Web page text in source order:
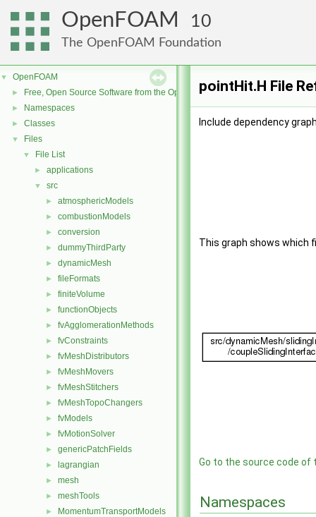
OpenFOAM 10
The OpenFOAM Foundation
▼ OpenFOAM
► Free, Open Source Software from the OpenFOAM Foundation
► Namespaces
► Classes
▼ Files
▼ File List
► applications
▼ src
► atmosphericModels
► combustionModels
► conversion
► dummyThirdParty
► dynamicMesh
► fileFormats
► finiteVolume
► functionObjects
► fvAgglomerationMethods
► fvConstraints
► fvMeshDistributors
► fvMeshMovers
► fvMeshStitchers
► fvMeshTopoChangers
► fvModels
► fvMotionSolver
► genericPatchFields
► lagrangian
► mesh
► meshTools
► MomentumTransportModels
pointHit.H File
Include dependency
This graph shows which
Go to the source code of
Namespaces